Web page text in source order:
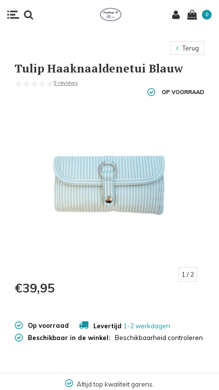
0
Terug
Tulip Haaknaaldenetui Blauw
0 reviews
OP VOORRAAD
1 / 2
€39,95
Op voorraad Levertijd 1-2 werkdagen
Beschikbaar in de winkel:
Beschikbaarheid controleren
Altijd top kwaliteit garens.